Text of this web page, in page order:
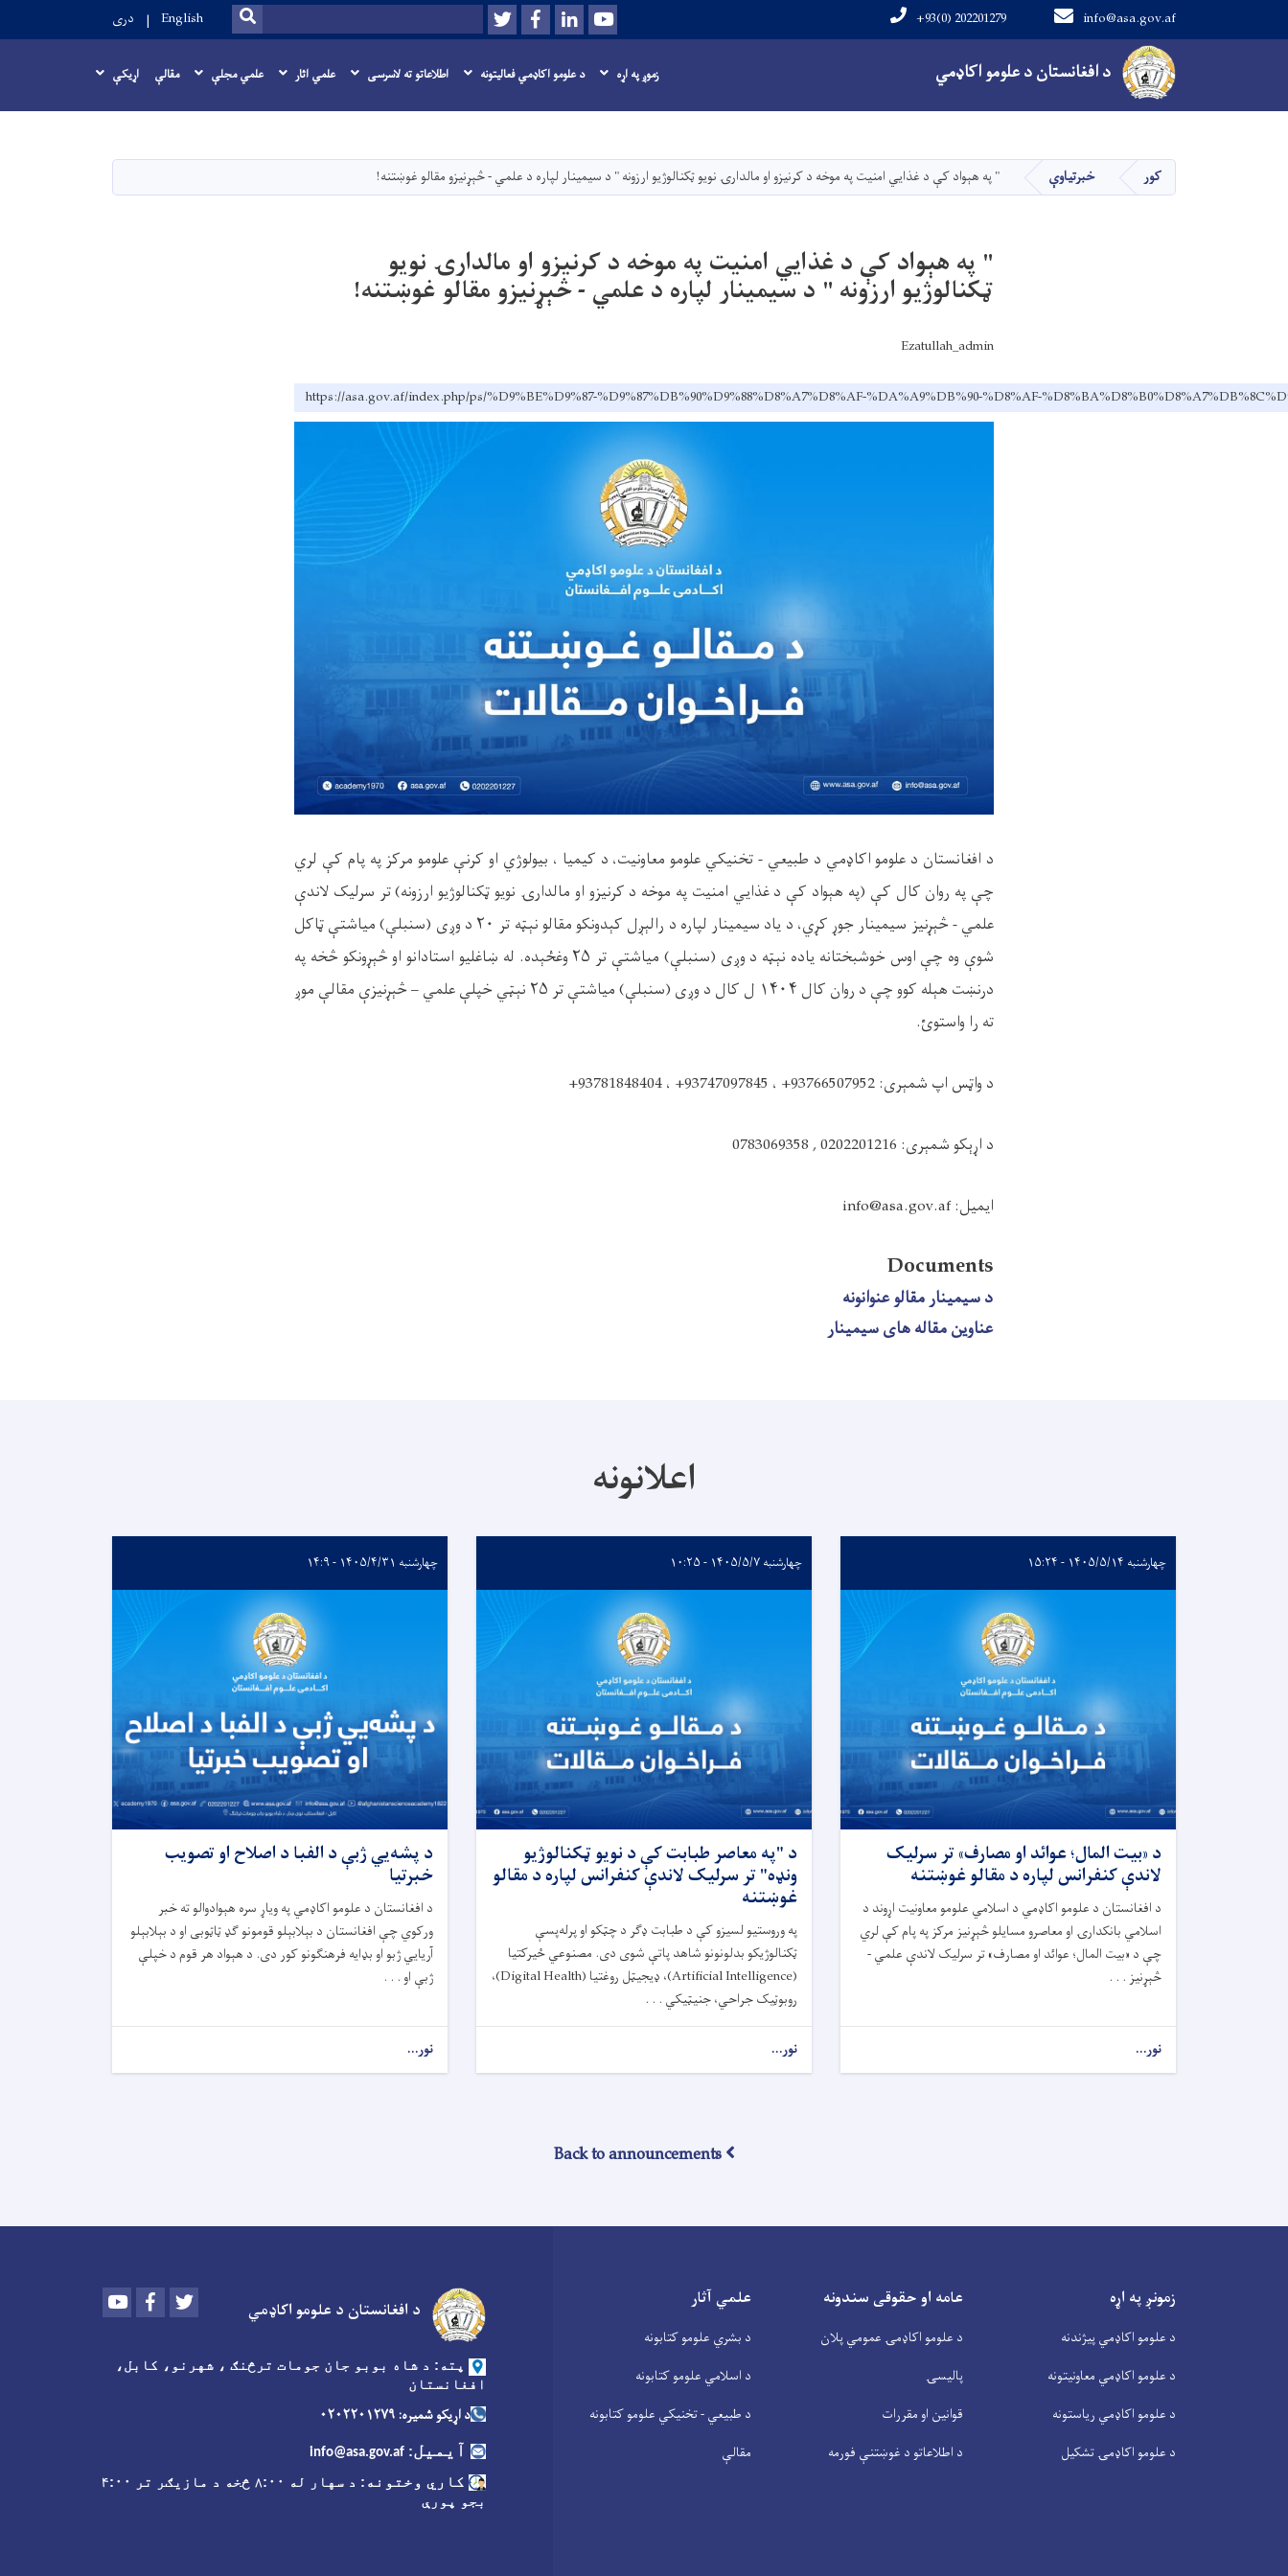
دانګل
د افغانستان د علومو اکاډمي
info@asa.gov.af
+93(0) 202201279
Youtube
LinkedIn
Facebook
Twitter
لټون SEARCH
English دری
Main navigation
زموږ په اړه د علومو اکاډمي فعاليتونه اطلاعاتو ته لاسرسی علمي اثار علمي مجلې مقالې اړيکې
کور خبرتیاوې " په هېواد کې د غذایي امنیت په موخه د کرنیزو او مالدارۍ نویو ټکنالوژیو ارزونه " د سیمینار لپاره د علمي - څېړنیزو مقالو غوښتنه!
" په هېواد کې د غذایي امنیت په موخه د کرنیزو او مالدارۍ نویو
ټکنالوژیو ارزونه " د سیمینار لپاره د علمي - څېړنیزو مقالو غوښتنه!
Ezatullah_admin
https://asa.gov.af/index.php/ps/%D9%BE%D9%87-%D9%87%DB%90%D9%88%D8%A7%D8%AF-%DA%A9%DB%90-%D8%AF-
د افغانستان د علومو اکاډمي د طبیعي - تخنیکي علومو معاونیت، د کیمیا ، بیولوژي او کرنې علومو مرکز په پام کې لري
چې په روان کال کې (په هېواد کې د غذایي امنیت په موخه د کرنیزو او مالدارۍ نویو ټکنالوژیو ارزونه) تر سرلیک لاندې
علمي - څېړنیز سیمینار جوړ کړي، د یاد سیمینار لپاره د رالېږل کېدونکو مقالو نېټه تر ۲۰ د وږی (سنبلې) میاشتې ټاکل
شوې وه چې اوس خوشبختانه یاده نېټه د وږی (سنبلې) میاشتې تر ۲۵ وغځېده. له ښاغلیو استادانو او څېړونکو څخه په
درنښت هېله کوو چې د روان کال ۱۴۰۴ ل کال د وږی (سنبلې) میاشتې تر ۲۵ نېټي خپلې علمي – څېړنیزې مقالې موږ
ته را واستوئ.
د واټس اپ شمېری: 93766507952+ ، 93747097845+ ، 93781848404+
د اړېکو شمېری: 0202201216 , 0783069358
ایمیل: info@asa.gov.af
Documents
د سیمینار مقالو عنوانونه
عناوین مقاله های سیمینار
اعلانونه
چهارشنبه ۱۴۰۵/۵/۱۴ - ۱۵:۲۴
د «بیت المال؛ عوائد او مصارف» تر سرلیک
لاندې کنفرانس لپاره د مقالو غوښتنه
د افغانستان د علومو اکاډمي د اسلامي علومو معاونیت اړوند د
اسلامي بانکدارۍ او معاصرو مسایلو څېړنیز مرکز په پام کې لري
چې د «بیت المال؛ عوائد او مصارف» تر سرلیک لاندې علمي -
څېړنیز . . .
نور...
چهارشنبه ۱۴۰۵/۵/۷ - ۱۰:۲۵
د "په معاصر طبابت کې د نویو ټکنالوژیو
ونډه" تر سرلیک لاندې کنفرانس لپاره د مقالو
غوښتنه
په وروستیو لسیزو کې د طبابت ډګر د چټکو او پرله‌پسې
ټکنالوژیکو بدلونونو شاهد پاتې شوی دی. مصنوعي ځیرکتیا
(Artificial Intelligence)، ډیجیټل روغتیا (Digital Health)،
روبوټیک جراحي، جنیټیکي . . .
نور...
چهارشنبه ۱۴۰۵/۴/۳۱ - ۱۴:۹
د پشه‌یي ژبې د الفبا د اصلاح او تصویب
خبرتیا
د افغانستان د علومو اکاډمي په ویاړ سره هېوادوالو ته خبر
ورکوي چې افغانستان د بېلابېلو قومونو ګډ ټاټوبی او د بېلابېلو
آریایي ژبو او بډایه فرهنګونو کور دی. د هېواد هر قوم د خپلې
ژبې او . . .
نور...
Back to announcements
زمونږ په اړه
د علومو اکاډمي پیژندنه
د علومو اکاډمي معاونیتونه
د علومو اکاډمي ریاستونه
د علومو اکاډمۍ تشکیل
عامه او حقوقی سندونه
د علومو اکاډمۍ عمومي پلان
پالیسۍ
قوانین او مقررات
د اطلاعاتو د غوښتنې فورمه
علمي آثار
د بشري علومو کتابونه
د اسلامي علومو کتابونه
د طبیعي - تخنیکي علومو کتابونه
مقالې
د افغانستان د علومو اکاډمي Youtube Facebook
پته: د شاه بوبو جان جومات ترڅنګ ، شهرنو، کابل،
افغانستان
د اړیکو شمیره: ۰۲۰۲۲۰۱۲۷۹
آیمیل:
info@asa.gov.af
کاري وختونه
: د سهار له ۸:۰۰ څخه د مازیګر تر ۴:۰۰
بجو پورې